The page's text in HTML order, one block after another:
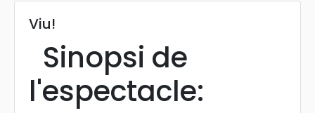
Viu!
Sinopsi de
l'espectacle: